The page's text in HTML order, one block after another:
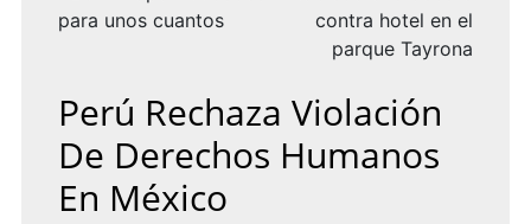
para unos cuantos
contra hotel en el
parque Tayrona
Perú Rechaza Violación
De Derechos Humanos
En México